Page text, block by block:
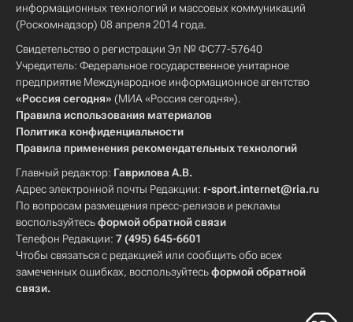
информационных технологий и массовых коммуникаций
(Роскомнадзор) 08 апреля 2014 года.
Свидетельство о регистрации Эл № ФС77-57640
Учредитель: Федеральное государственное унитарное
предприятие Международное информационное агентство
«Россия сегодня» (МИА «Россия сегодня»).
Правила использования материалов
Политика конфиденциальности
Правила применения рекомендательных технологий
Главный редактор: Гаврилова А.В.
Адрес электронной почты Редакции: r-sport.internet@ria.ru
По вопросам размещения пресс-релизов и рекламы
воспользуйтесьформой обратной связи
Телефон Редакции: 7 (495) 645-6601
Чтобы связаться с редакцией или сообщить обо всех
замеченных ошибках, воспользуйтесьформой обратной
связи.